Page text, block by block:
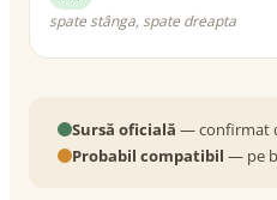
spate stânga, spate dreapta
Sursă oficială — confirmat
Probabil compatibil — pe